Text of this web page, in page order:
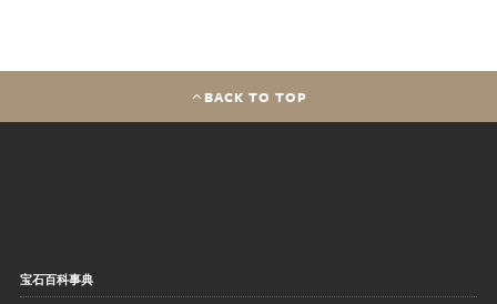
BACK TO TOP
宝石百科事典